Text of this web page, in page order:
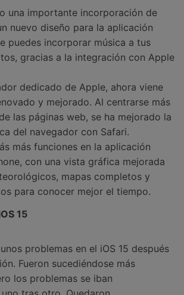
una importante incorporación de
nuevo diseño para la aplicación
puedes incorporar música a tus
gracias a la integración con Apple
dedicado de Apple, ahora viene
y mejorado. Al centrarse más
las páginas web, se ha mejorado la
del navegador con Safari.
más funciones en la aplicación
con una vista gráfica mejorada
mapas completos y
para conocer mejor el tiempo.
15
problemas en el iOS 15 después
Fueron sucediéndose más
los problemas se iban